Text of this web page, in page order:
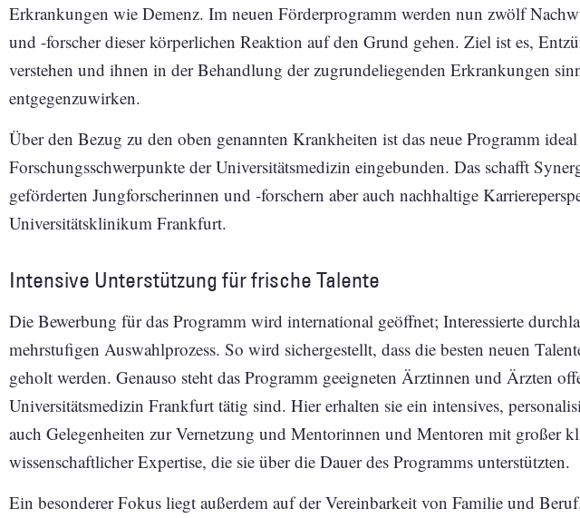
Erkrankungen wie Demenz. Im neuen Förderprogramm werden nun zwölf
und -forscher dieser körperlichen Reaktion auf den Grund gehen. Ziel ist es,
verstehen und ihnen in der Behandlung der zugrundeliegenden Erkrankungen
entgegenzuwirken.
Über den Bezug zu den oben genannten Krankheiten ist das neue Programm
Forschungsschwerpunkte der Universitätsmedizin eingebunden. Das schafft
geförderten Jungforscherinnen und -forschern aber auch nachhaltige
Universitätsklinikum Frankfurt.
Intensive Unterstützung für frische Talente
Die Bewerbung für das Programm wird international geöffnet; Interessierte
mehrstufigen Auswahlprozess. So wird sichergestellt, dass die besten neuen
geholt werden. Genauso steht das Programm geeigneten Ärztinnen und Ärzten
Universitätsmedizin Frankfurt tätig sind. Hier erhalten sie ein intensives,
auch Gelegenheiten zur Vernetzung und Mentorinnen und Mentoren mit großer
wissenschaftlicher Expertise, die sie über die Dauer des Programms unterstützten.
Ein besonderer Fokus liegt außerdem auf der Vereinbarkeit von Familie und